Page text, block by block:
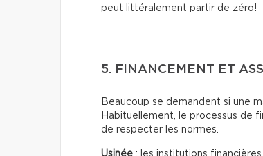
peut littéralement partir de zéro!
5. FINANCEMENT ET
Beaucoup se demandent si une
Habituellement, le processus de
de respecter les normes.
Usinée : les institutions